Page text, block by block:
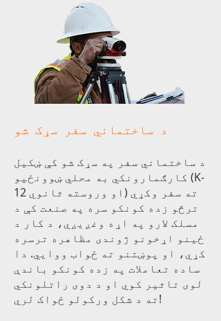
د ساختماني سفر سړک شو
د ساختماني سفر په سړک شو کې ښکیل
کارګمارونکي به محلي ښوونځیو (K-
12 او وروسته ثانوي) ته سفر وکړي
ترڅو زده کونکو سره په صنعت کې د
مسلک لارو په اړه وغږیږي، د کار د
ځینو اړخونو ژوندی مظاهره ترسره
کړي، او پوښتنو ته ځواب ووایي. دا
ساده تعاملات په زده کونکو باندې
لوی تاثیر کوي او د دوی راتلونکي
ته د شکل ورکولو ځواک لري!